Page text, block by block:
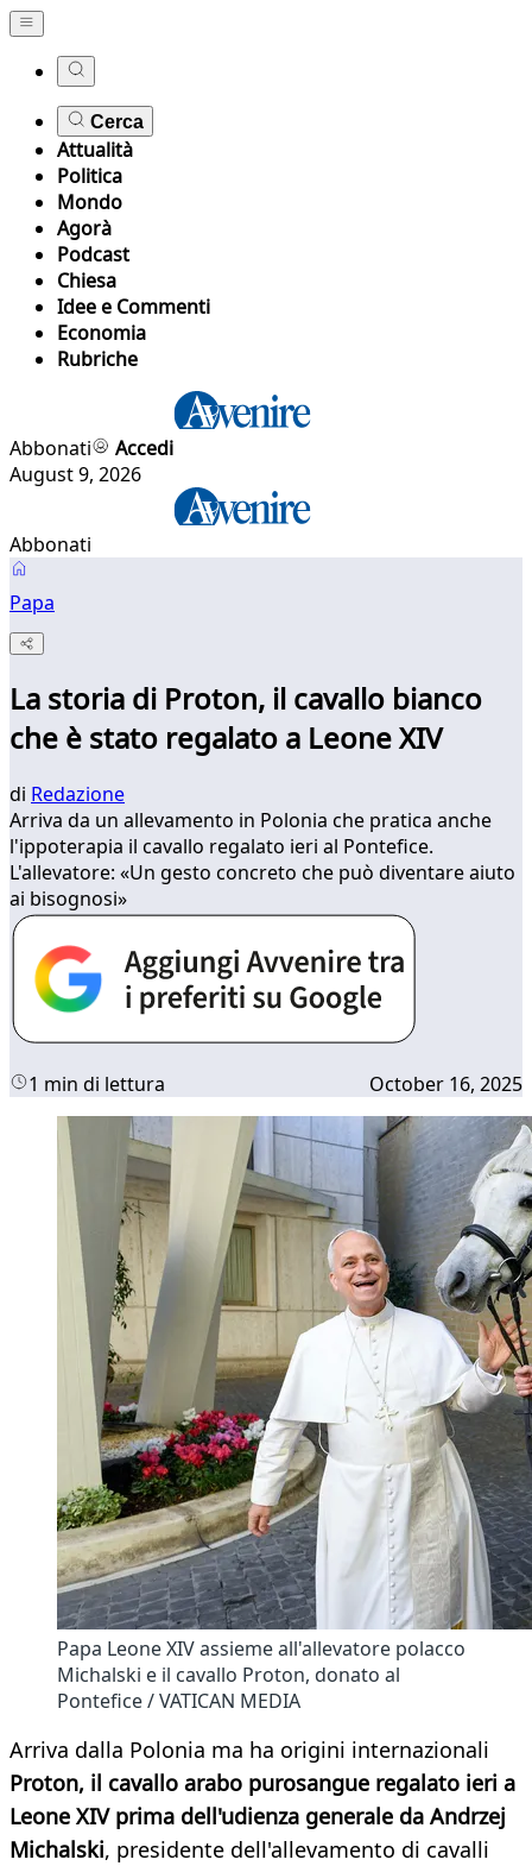
Cerca
Attualità
Politica
Mondo
Agorà
Podcast
Chiesa
Idee e Commenti
Economia
Rubriche
Abbonati
Accedi
August 9, 2026
Abbonati
Papa
La storia di Proton, il cavallo bianco
che è stato regalato a Leone XIV
di Redazione
Arriva da un allevamento in Polonia che pratica anche
l'ippoterapia il cavallo regalato ieri al Pontefice.
L'allevatore: «Un gesto concreto che può diventare aiuto
ai bisognosi»
1 min di lettura October 16, 2025
Papa Leone XIV assieme all'allevatore polacco
Michalski e il cavallo Proton, donato al
Pontefice / VATICAN MEDIA
Arriva dalla Polonia ma ha origini internazionali
Proton, il cavallo arabo purosangue regalato ieri a
Leone XIV prima dell'udienza generale da Andrzej
Michalski, presidente dell'allevamento di cavalli